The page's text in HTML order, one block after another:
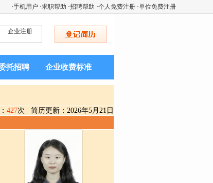
·手机用户 ·求职帮助 ·招聘帮助 ·个人免费注册 ·单位免费注册
托招聘 企业收费标准
427次 简历更新：2026年5月21日